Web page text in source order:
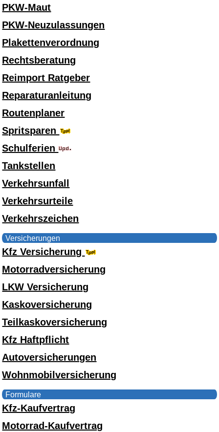
PKW-Maut
PKW-Neuzulassungen
Plakettenverordnung
Rechtsberatung
Reimport Ratgeber
Reparaturanleitung
Routenplaner
Spritsparen
Schulferien
Tankstellen
Verkehrsunfall
Verkehrsurteile
Verkehrszeichen
Versicherungen
Kfz Versicherung
Motorradversicherung
LKW Versicherung
Kaskoversicherung
Teilkaskoversicherung
Kfz Haftpflicht
Autoversicherungen
Wohnmobilversicherung
Formulare
Kfz-Kaufvertrag
Motorrad-Kaufvertrag